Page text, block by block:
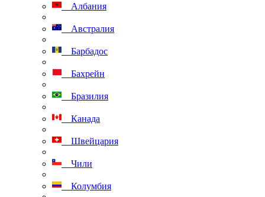
Албания
Австралия
Барбадос
Бахрейн
Бразилия
Канада
Швейцария
Чили
Колумбия